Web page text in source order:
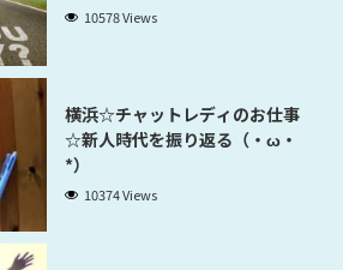
10578 Views
横浜☆チャットレディのお仕事
☆新人時代を振り返る（・ω・
*）
10374 Views